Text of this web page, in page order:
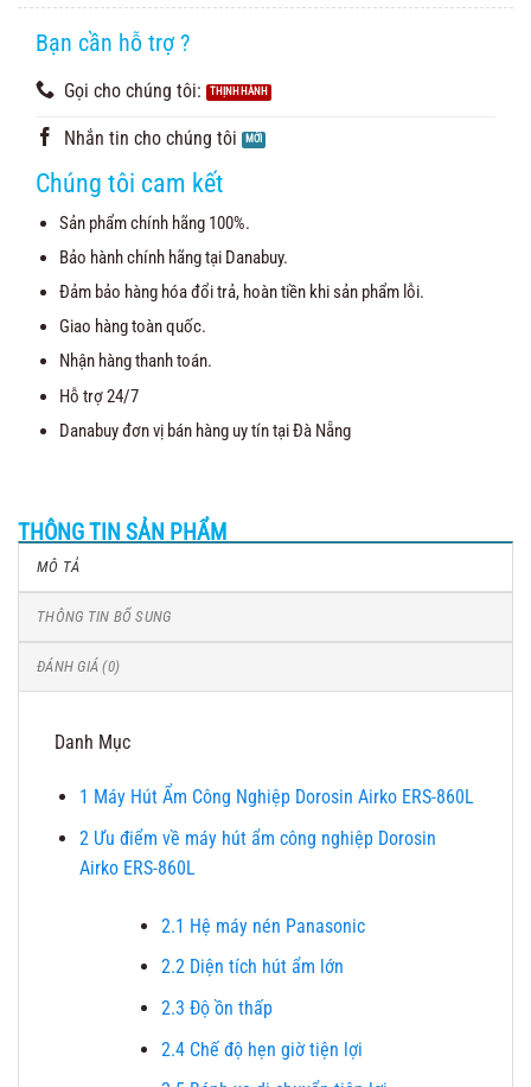
Bạn cần hỗ trợ ?
Gọi cho chúng tôi:
Nhắn tin cho chúng tôi
Chúng tôi cam kết
Sản phẩm chính hãng 100%.
Bảo hành chính hãng tại Danabuy.
Đảm bảo hàng hóa đổi trả, hoàn tiền khi sản phẩm lỗi.
Giao hàng toàn quốc.
Nhận hàng thanh toán.
Hỗ trợ 24/7
Danabuy đơn vị bán hàng uy tín tại Đà Nẵng
THÔNG TIN SẢN PHẨM
MÔ TẢ
THÔNG TIN BỔ SUNG
ĐÁNH GIÁ (0)
Danh Mục
1 Máy Hút Ẩm Công Nghiệp Dorosin Airko ERS-860L
2Ưu điểm về máy hút ẩm công nghiệp Dorosin
Airko ERS-860L
2.1 Hệ máy nén Panasonic
2.2Diện tích hút ẩm lớn
2.3 Độ ồn thấp
2.4Chế độ hẹn giờ tiện lợi